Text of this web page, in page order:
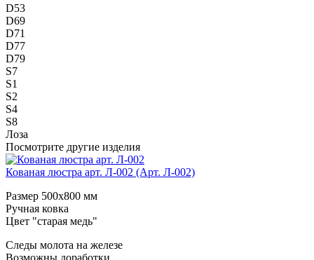
D53
D69
D71
D77
D79
S7
S1
S2
S4
S8
Лоза
Посмотрите другие изделия
Кованая люстра арт. Л-002 (Арт. Л-002)
Размер 500х800 мм
Ручная ковка
Цвет "старая медь"
Следы молота на железе
Возможны доработки